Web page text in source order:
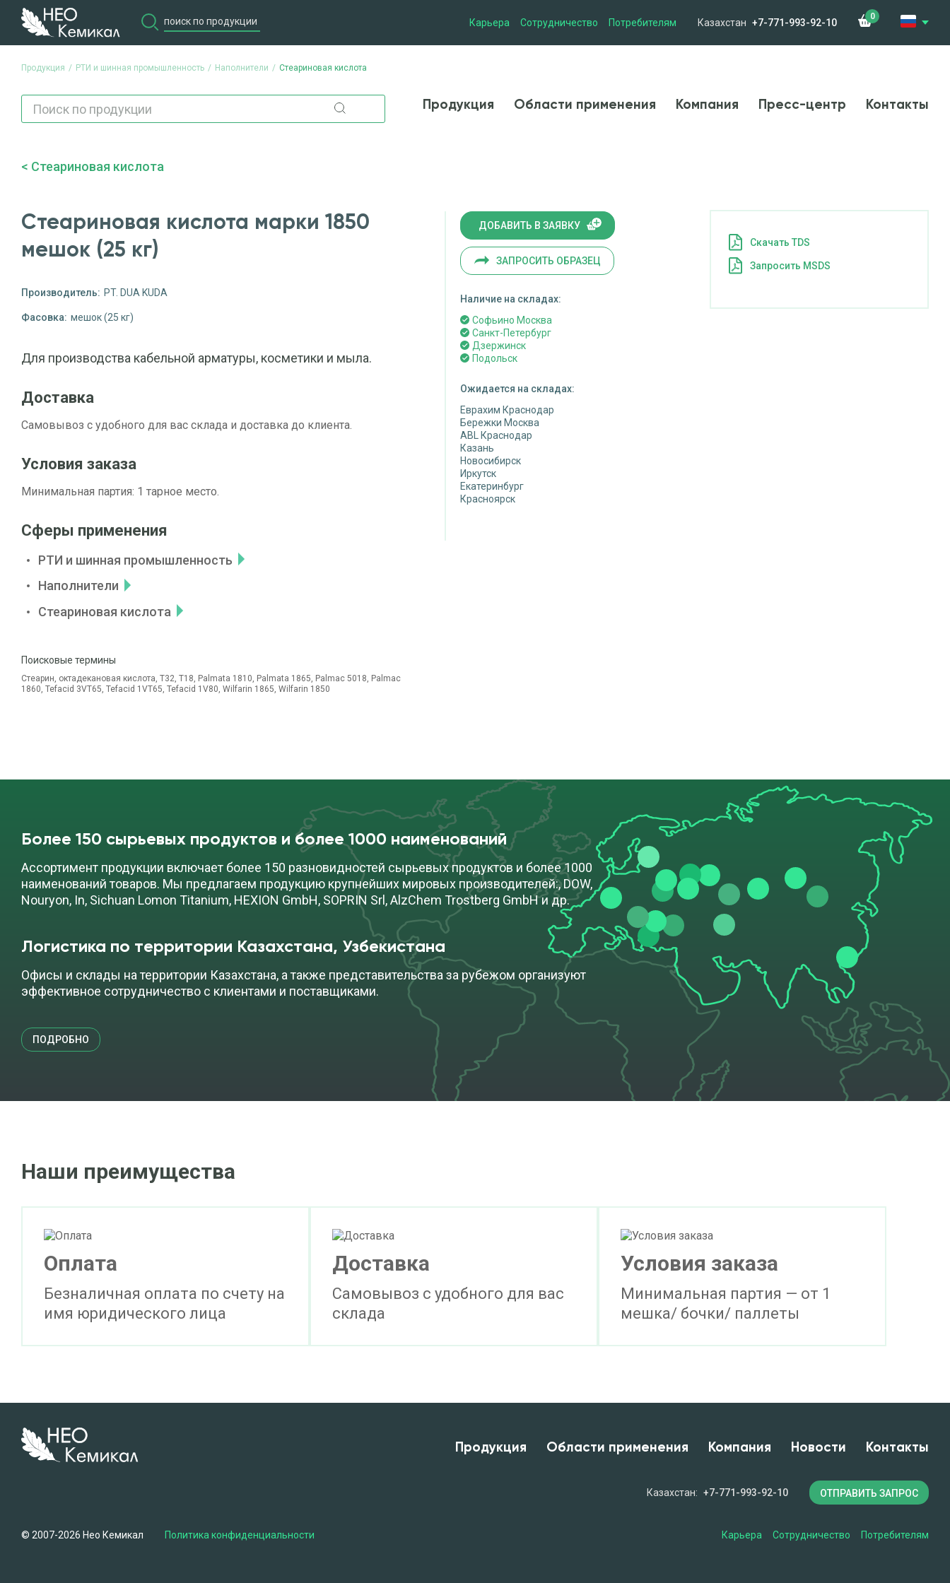
Карьера Сотрудничество Потребителям Казахстан +7-771-993-92-10
0
Продукция РТИ и шинная промышленность Наполнители Стеариновая кислота
Продукция Области применения Компания Пресс-центр Контакты
Стеариновая кислота
Стеариновая кислота марки 1850
мешок (25 кг)
Производитель: PT. DUA KUDA
Фасовка: мешок (25 кг)
Для производства кабельной арматуры, косметики и мыла.
Доставка
Самовывоз с удобного для вас склада и доставка до клиента.
Условия заказа
Минимальная партия: 1 тарное место.
Сферы применения
РТИ и шинная промышленность
Наполнители
Стеариновая кислота
Поисковые термины
Стеарин, октадекановая кислота, Т32, Т18, Palmata 1810, Palmata 1865, Palmac 5018, Palmac
1860, Tefacid 3VТ65, Tefacid 1VТ65, Tefacid 1V80, Wilfarin 1865, Wilfarin 1850
ДОБАВИТЬ В ЗАЯВКУ
ЗАПРОСИТЬ ОБРАЗЕЦ
Наличие на складах:
Софьино Москва
Санкт-Петербург
Дзержинск
Подольск
Ожидается на складах:
Еврахим Краснодар
Бережки Москва
ABL Краснодар
Казань
Новосибирск
Иркутск
Екатеринбург
Красноярск
Cкачать TDS
Запросить MSDS
Более 150 сырьевых продуктов и более 1000 наименований
Ассортимент продукции включает более 150 разновидностей сырьевых продуктов и более 1000
наименований товаров. Мы предлагаем продукцию крупнейших мировых производителей:, DOW,
Nouryon, In, Sichuan Lomon Titanium, HEXION GmbH, SOPRIN Srl, AlzChem Trostberg GmbH и др.
Логистика по территории Казахстана, Узбекистана
Офисы и склады на территории Казахстана, а также представительства за рубежом организуют
эффективное сотрудничество с клиентами и поставщиками.
ПОДРОБНО
Наши преимущества
Оплата
Безналичная оплата по счету на
имя юридического лица
Доставка
Самовывоз с удобного для вас
склада
Условия заказа
Минимальная партия — от 1
мешка/ бочки/ паллеты
Продукция Области применения Компания Новости Контакты
Казахстан: +7-771-993-92-10 ОТПРАВИТЬ ЗАПРОС
© 2007-2026 Нео Кемикал Политика конфиденциальности Карьера Сотрудничество Потребителям